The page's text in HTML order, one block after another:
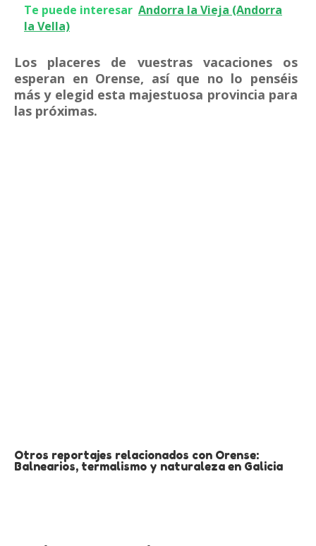
Te puede interesar Andorra la Vieja (Andorra
la Vella)
Los placeres de vuestras vacaciones os
esperan en Orense, así que no lo penséis
más y elegid esta majestuosa provincia para
las próximas.
Otros reportajes relacionados con Orense:
Balnearios, termalismo y naturaleza en Galicia